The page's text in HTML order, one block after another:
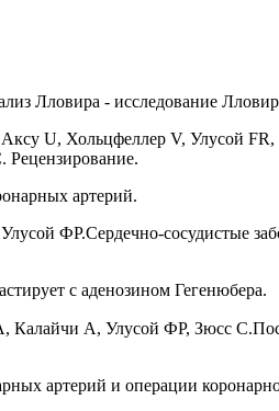
Лловира - исследование
U, Хольцфеллер V, Улусой
Рецензирование.
артерий.
ФР.Сердечно-сосудистые
с аденозином Гегенюбера.
А, Улусой ФР, Зюсс
артерий и операции